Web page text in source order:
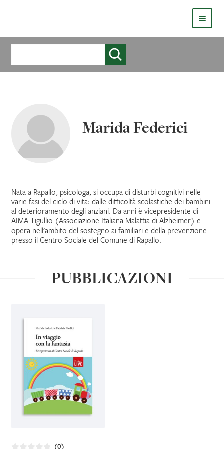
HOMEPAGE
COS’È LIVE
COME ACQUISTARE UN LIBRO ERICKSONLIVE?
VIDEO
IL MIO PROFILO
Marida Federici
Nata a Rapallo, psicologa, si occupa di disturbi cognitivi nelle
varie fasi del ciclo di vita: dalle difficoltà scolastiche dei bambini
al deterioramento degli anziani. Da anni è vicepresidente di
AIMA Tigullio (Associazione Italiana Malattia di Alzheimer) e
opera nell’ambito del sostegno ai familiari e della prevenzione
presso il Centro Sociale del Comune di Rapallo.
PUBBLICAZIONI
(0)